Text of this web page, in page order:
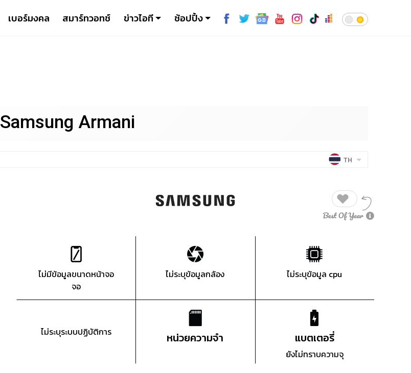
เบอร์มงคล สมาร์ทวอทช์ ข่าวไอที ช้อปปิ้ง
Samsung Armani
TH
ไม่มีข้อมูลขนาดหน้าจอ
จอ
ไม่ระบุข้อมูลกล้อง ไม่ระบุข้อมูล cpu
ไม่ระบุระบบปฏิบัติการ หน่วยความจำ แบตเตอรี่
ยังไม่ทราบความจุ